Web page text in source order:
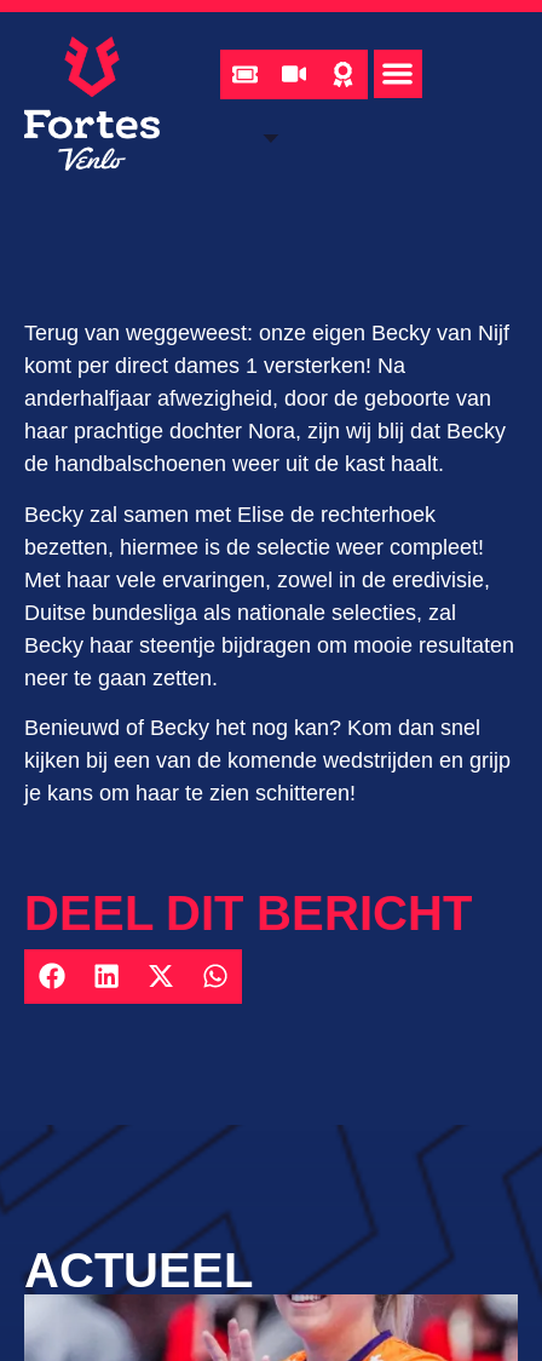
Terug van weggeweest: onze eigen Becky van Nijf
komt per direct dames 1 versterken! Na
anderhalfjaar afwezigheid, door de geboorte van
haar prachtige dochter Nora, zijn wij blij dat Becky
de handbalschoenen weer uit de kast haalt.
Becky zal samen met Elise de rechterhoek
bezetten, hiermee is de selectie weer compleet!
Met haar vele ervaringen, zowel in de eredivisie,
Duitse bundesliga als nationale selecties, zal
Becky haar steentje bijdragen om mooie resultaten
neer te gaan zetten.
Benieuwd of Becky het nog kan? Kom dan snel
kijken bij een van de komende wedstrijden en grijp
je kans om haar te zien schitteren!
DEEL DIT BERICHT
ACTUEEL